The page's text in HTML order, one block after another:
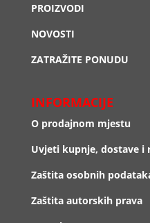
PROIZVODI
NOVOSTI
ZATRAŽITE PONUDU
INFORMACIJE
O prodajnom mjestu
Uvjeti kupnje, dostave i
Zaštita osobnih
Zaštita autorskih prava